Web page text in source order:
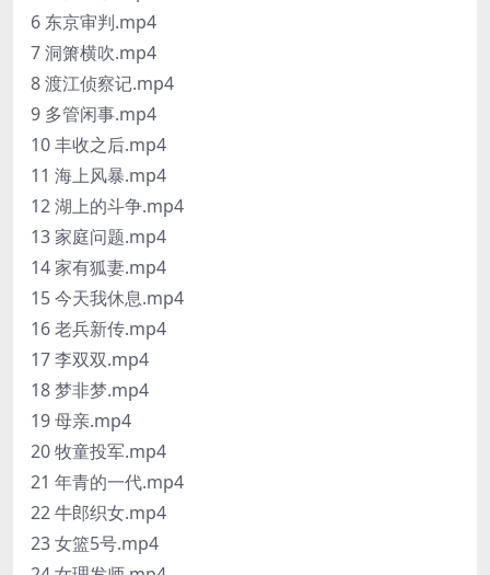
6 东京审判.mp4
7 洞箫横吹.mp4
8 渡江侦察记.mp4
9 多管闲事.mp4
10 丰收之后.mp4
11 海上风暴.mp4
12 湖上的斗争.mp4
13 家庭问题.mp4
14 家有狐妻.mp4
15 今天我休息.mp4
16 老兵新传.mp4
17 李双双.mp4
18 梦非梦.mp4
19 母亲.mp4
20 牧童投军.mp4
21 年青的一代.mp4
22 牛郎织女.mp4
23 女篮5号.mp4